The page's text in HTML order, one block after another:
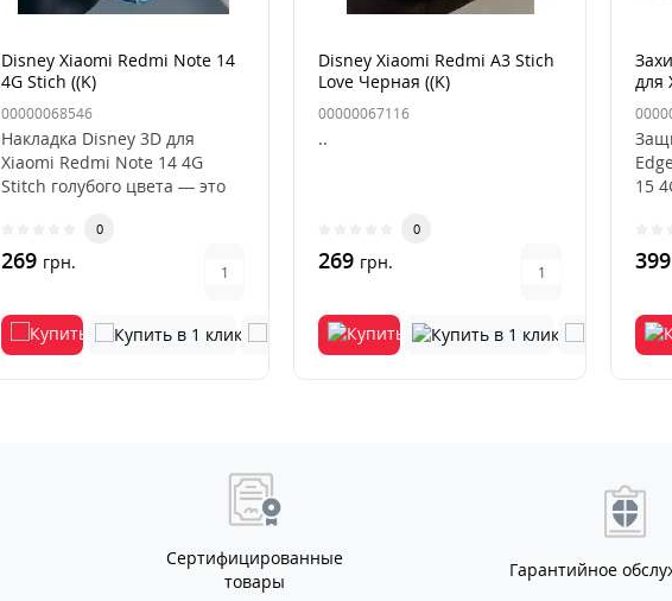
Disney Xiaomi Redmi Note 14
4G Stich ((K)
00000068546
Накладка Disney 3D для
Xiaomi Redmi Note 14 4G
Stitch голубого цвета — это
0
269 грн.
Disney Xiaomi Redmi A3 Stich
Love Черная ((K)
00000067116
..
0
269 грн.
для
4G/
15
399
Сертифицированные
товары
Гарантийное